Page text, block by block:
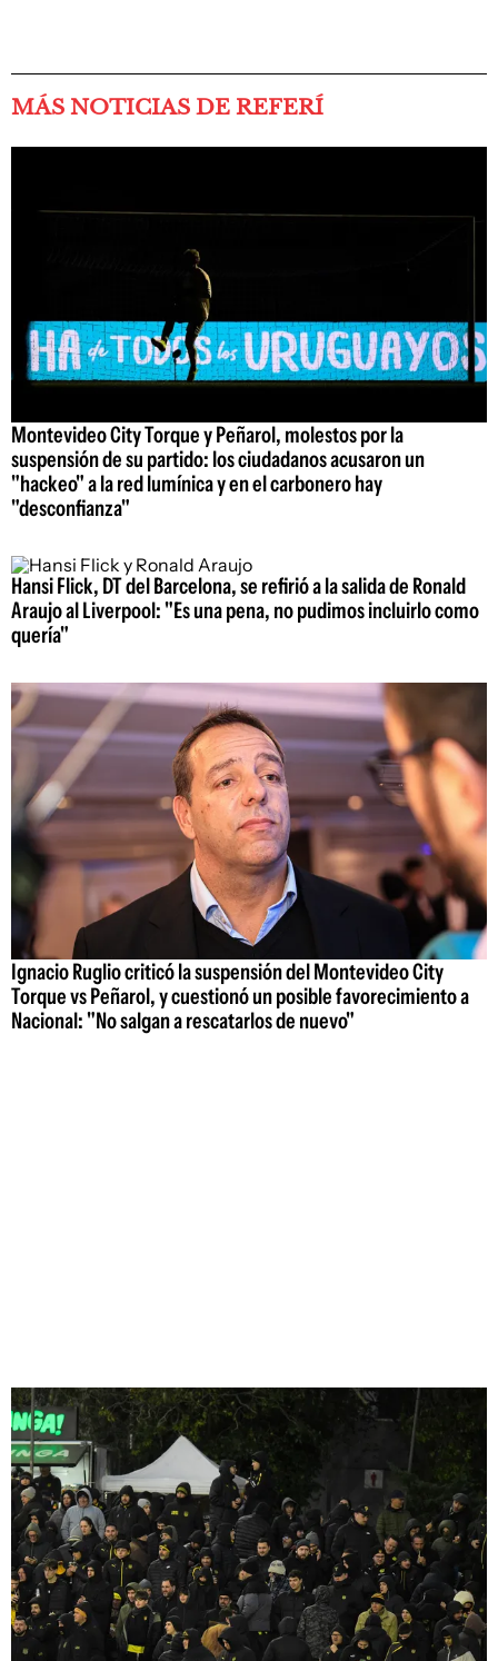
MÁS NOTICIAS DE REFERÍ
Montevideo City Torque y Peñarol, molestos por la
suspensión de su partido: los ciudadanos acusaron un
"hackeo" a la red lumínica y en el carbonero hay
"desconfianza"
Hansi Flick, DT del Barcelona, se refirió a la salida de Ronald
Araujo al Liverpool: "Es una pena, no pudimos incluirlo como
quería"
Ignacio Ruglio criticó la suspensión del Montevideo City
Torque vs Peñarol, y cuestionó un posible favorecimiento a
Nacional: "No salgan a rescatarlos de nuevo"